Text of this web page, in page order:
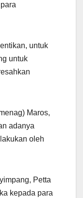
untuk
untuk
Maros,
adanya
oleh
Petta
kepada para